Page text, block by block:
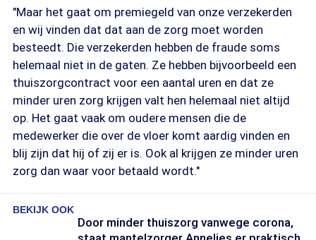
"Maar het gaat om premiegeld van onze verzekerden
en wij vinden dat dat aan de zorg moet worden
besteedt. Die verzekerden hebben de fraude soms
helemaal niet in de gaten. Ze hebben bijvoorbeeld een
thuiszorgcontract voor een aantal uren en dat ze
minder uren zorg krijgen valt hen helemaal niet altijd
op. Het gaat vaak om oudere mensen die de
medewerker die over de vloer komt aardig vinden en
blij zijn dat hij of zij er is. Ook al krijgen ze minder uren
zorg dan waar voor betaald wordt."
BEKIJK OOK
Door minder thuiszorg vanwege corona,